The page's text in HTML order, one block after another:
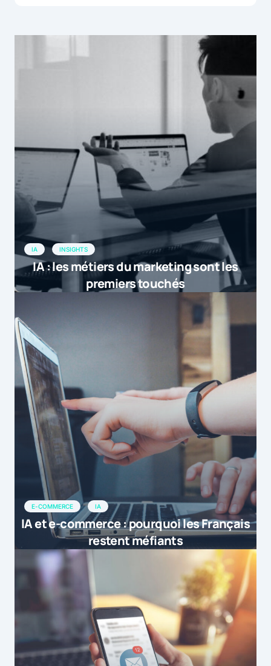
IA INSIGHTS
IA : les métiers du marketing sont les
premiers touchés
E-COMMERCE IA
IA et e-commerce : pourquoi les Français
restent méfiants